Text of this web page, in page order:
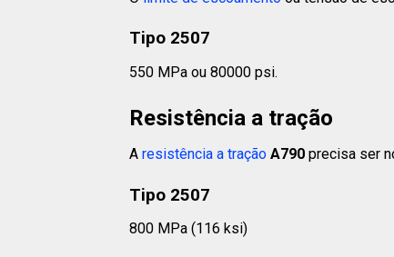
Tipo 2507
550 MPa ou 80000 psi.
Resistência a tração
A resistência a tração A790 precisa ser
Tipo 2507
800 MPa (116 ksi)